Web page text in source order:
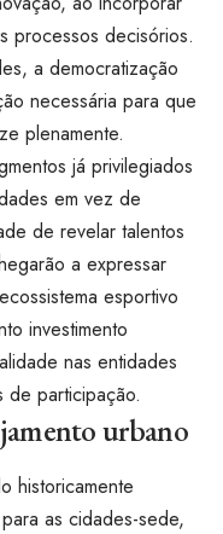
processos decisórios.
a democratização
necessária para que
plenamente.
já privilegiados
em vez de
de revelar talentos
a expressar
esportivo
investimento
nas entidades
participação.
urbano
historicamente
as cidades-sede,